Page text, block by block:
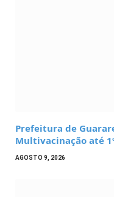
Prefeitura de
Multivacinação até
AGOSTO 9, 2026